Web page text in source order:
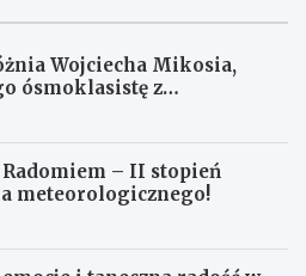
Wojciecha Mikosia,
ósmoklasistę z
Radomiem – II stopień
meteorologicznego!